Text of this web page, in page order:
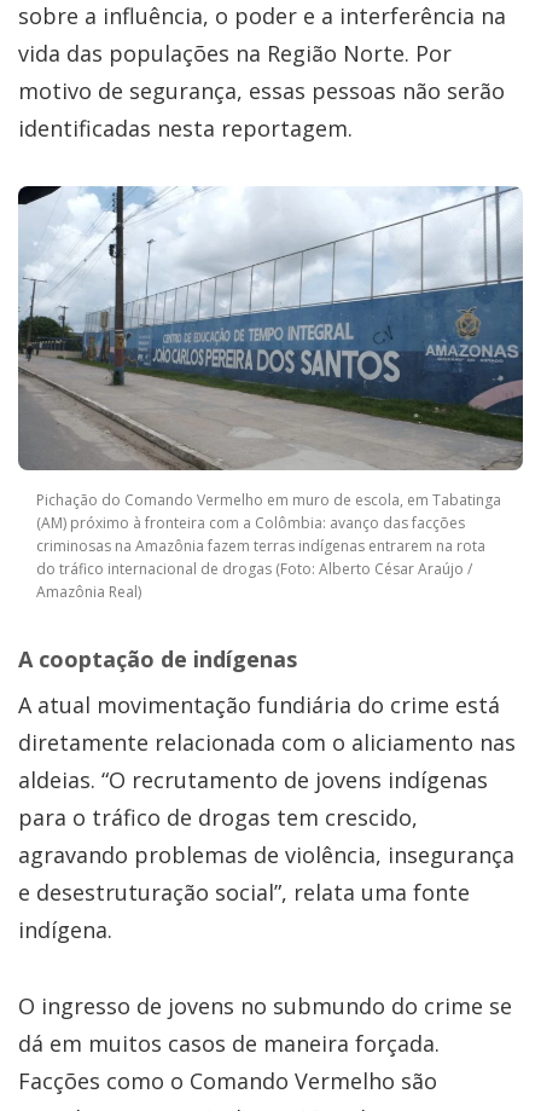
sobre a influência, o poder e a interferência na
vida das populações na Região Norte. Por
motivo de segurança, essas pessoas não serão
identificadas nesta reportagem.
Pichação do Comando Vermelho em muro de escola, em Tabatinga
(AM) próximo à fronteira com a Colômbia: avanço das facções
criminosas na Amazônia fazem terras indígenas entrarem na rota
do tráfico internacional de drogas (Foto: Alberto César Araújo /
Amazônia Real)
A cooptação de indígenas
A atual movimentação fundiária do crime está
diretamente relacionada com o aliciamento nas
aldeias. “O recrutamento de jovens indígenas
para o tráfico de drogas tem crescido,
agravando problemas de violência, insegurança
e desestruturação social”, relata uma fonte
indígena.
O ingresso de jovens no submundo do crime se
dá em muitos casos de maneira forçada.
Facções como o Comando Vermelho são